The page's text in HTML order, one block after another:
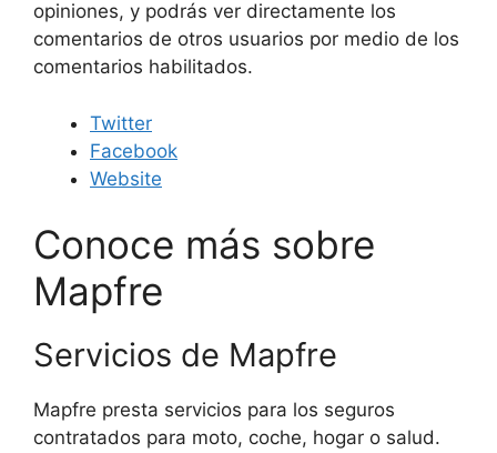
opiniones, y podrás ver directamente los
comentarios de otros usuarios por medio de los
comentarios habilitados.
Twitter
Facebook
Website
Conoce más sobre
Mapfre
Servicios de Mapfre
Mapfre presta servicios para los seguros
contratados para moto, coche, hogar o salud.